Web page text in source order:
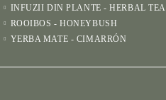
INFUZII DIN PLANTE - HERBAL TEA
ROOIBOS - HONEYBUSH
YERBA MATE - CIMARRÓN